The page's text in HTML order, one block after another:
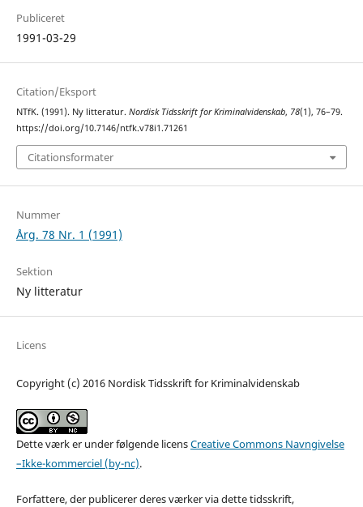
Publiceret
1991-03-29
Citation/Eksport
NTfK. (1991). Ny litteratur. Nordisk Tidsskrift for Kriminalvidenskab, 78(1), 76–79.
https://doi.org/10.7146/ntfk.v78i1.71261
Citationsformater
Nummer
Årg. 78 Nr. 1 (1991)
Sektion
Ny litteratur
Licens
Copyright (c) 2016 Nordisk Tidsskrift for Kriminalvidenskab
Dette værk er under følgende licensCreative Commons Navngivelse
–Ikke-kommerciel (by-nc).
Forfattere, der publicerer deres værker via dette tidsskrift,